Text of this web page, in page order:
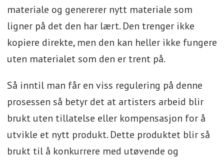
materiale og genererer nytt materiale som
ligner på det den har lært. Den trenger ikke
kopiere direkte, men den kan heller ikke fungere
uten materialet som den er trent på.
Så inntil man får en viss regulering på denne
prosessen så betyr det at artisters arbeid blir
brukt uten tillatelse eller kompensasjon for å
utvikle et nytt produkt. Dette produktet blir så
brukt til å konkurrere med utøvende og